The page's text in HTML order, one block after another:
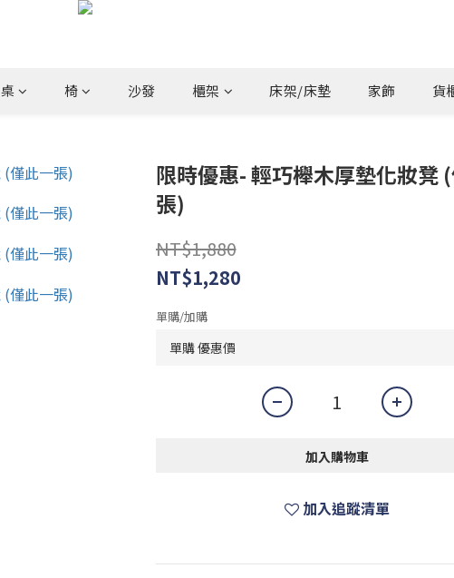
桌 椅 沙發 櫃架 床架/床墊 家飾 貨
限時優惠- 輕巧櫸木厚墊化妝凳
張)
NT$1,880
NT$1,280
單購/加購
加入購物車
加入追蹤清單